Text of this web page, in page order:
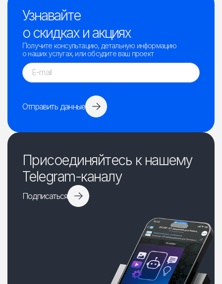
Узнавайте
о скидках и акциях
Получите консультацию, детальную информацию
о наших услугах, или обсудите ваш проект
Отправить данные
Присоединяйтесь к нашему
Telegram-каналу
Подписаться